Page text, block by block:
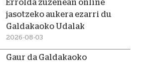
Errolda zuzenean online
jasotzeko aukera ezarri du
Galdakaoko Udalak
2026-08-03
Gaur da Galdakaoko